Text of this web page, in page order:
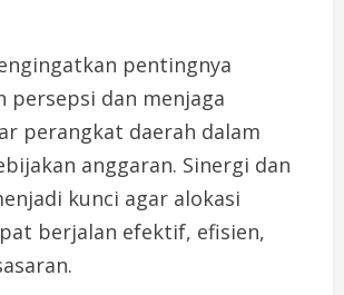
pentingnya
persepsi dan menjaga
perangkat daerah dalam
anggaran. Sinergi dan
kunci agar alokasi
berjalan efektif, efisien,